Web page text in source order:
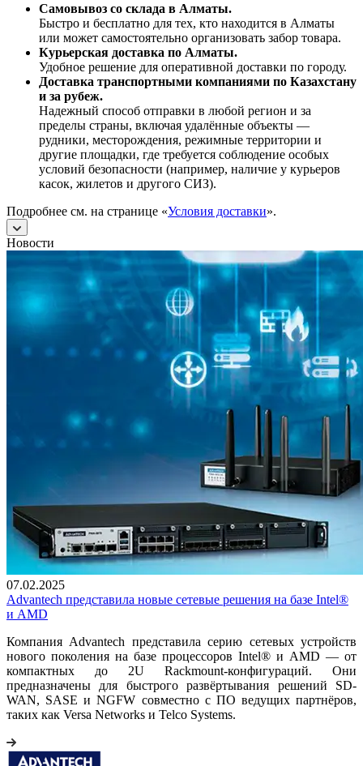
Самовывоз со склада в Алматы.
Быстро и бесплатно для тех, кто находится в Алматы
или может самостоятельно организовать забор товара.
Курьерская доставка по Алматы.
Удобное решение для оперативной доставки по городу.
Доставка транспортными компаниями по Казахстану
и за рубеж.
Надежный способ отправки в любой регион и за
пределы страны, включая удалённые объекты —
рудники, месторождения, режимные территории и
другие площадки, где требуется соблюдение особых
условий безопасности (например, наличие у курьеров
касок, жилетов и другого СИЗ).
Подробнее см. на странице «Условия доставки».
Новости
07.02.2025
Advantech представила новые сетевые решения на базе Intel®
и AMD
Компания Advantech представила серию сетевых устройств
нового поколения на базе процессоров Intel® и AMD — от
компактных до 2U Rackmount-конфигураций. Они
предназначены для быстрого развёртывания решений SD-
WAN, SASE и NGFW совместно с ПО ведущих партнёров,
таких как Versa Networks и Telco Systems.